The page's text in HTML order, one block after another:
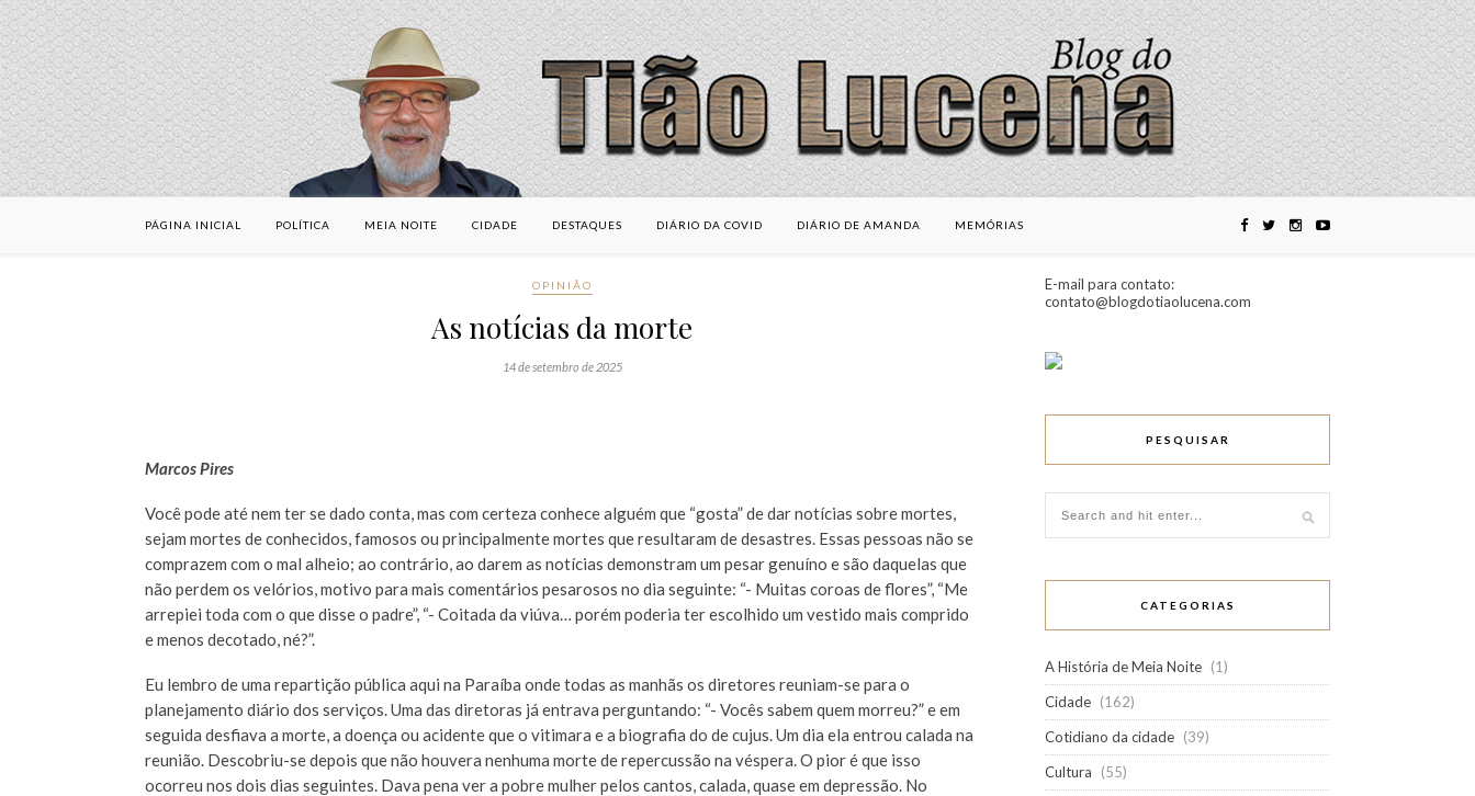
PÁGINA INICIAL POLÍTICA MEIA NOITE CIDADE DESTAQUES DIÁRIO DA COVID DIÁRIO DE AMANDA MEMÓRIAS
OPINIÃO
As notícias da morte
14 de setembro de 2025
Marcos Pires
Você pode até nem ter se dado conta, mas com certeza conhece alguém que “gosta” de dar notícias sobre mortes,
sejam mortes de conhecidos, famosos ou principalmente mortes que resultaram de desastres. Essas pessoas não se
comprazem com o mal alheio; ao contrário, ao darem as notícias demonstram um pesar genuíno e são daquelas que
não perdem os velórios, motivo para mais comentários pesarosos no dia seguinte: “- Muitas coroas de flores”, “Me
arrepiei toda com o que disse o padre”, “- Coitada da viúva… porém poderia ter escolhido um vestido mais comprido
e menos decotado, né?”.
Eu lembro de uma repartição pública aqui na Paraíba onde todas as manhãs os diretores reuniam-se para o
planejamento diário dos serviços. Uma das diretoras já entrava perguntando: “- Vocês sabem quem morreu?” e em
seguida desfiava a morte, a doença ou acidente que o vitimara e a biografia do de cujus. Um dia ela entrou calada na
reunião. Descobriu-se depois que não houvera nenhuma morte de repercussão na véspera. O pior é que isso
ocorreu nos dois dias seguintes. Dava pena ver a pobre mulher pelos cantos, calada, quase em depressão. No
E-mail para contato:
contato@blogdotiaolucena.com
PESQUISAR
CATEGORIAS
A História de Meia Noite (1)
Cidade (162)
Cotidiano da cidade (39)
Cultura
(55)